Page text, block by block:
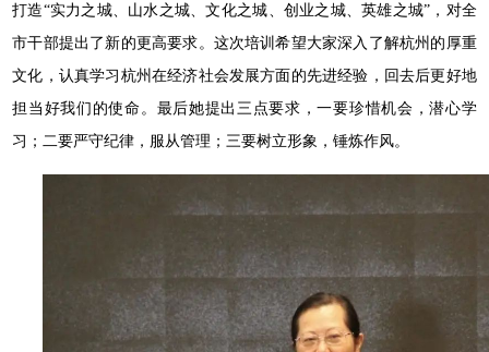
打造“实力之城、山水之城、文化之城、创业之城、英雄之城”，对全
市干部提出了新的更高要求。这次培训希望大家深入了解杭州的厚重
文化，认真学习杭州在经济社会发展方面的先进经验，回去后更好地
担当好我们的使命。最后她提出三点要求，一要珍惜机会，潜心学
习；二要严守纪律，服从管理；三要树立形象，锤炼作风。